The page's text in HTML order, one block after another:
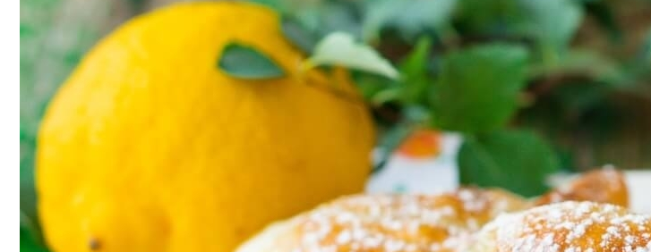
Почему Нельзя Повторно Кипятить Воду Для Приготовления Чая Или Кофе
Маникюр С Идеальным Красным Лаком «баловница»